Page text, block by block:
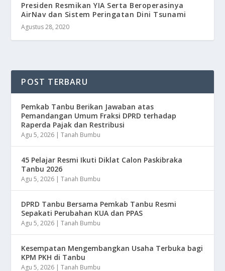
Presiden Resmikan YIA Serta Beroperasinya
AirNav dan Sistem Peringatan Dini Tsunami
Agustus 28, 2020
POST TERBARU
Pemkab Tanbu Berikan Jawaban atas
Pemandangan Umum Fraksi DPRD terhadap
Raperda Pajak dan Restribusi
Agu 5, 2026 |Tanah Bumbu
45 Pelajar Resmi Ikuti Diklat Calon Paskibraka
Tanbu 2026
Agu 5, 2026 |Tanah Bumbu
DPRD Tanbu Bersama Pemkab Tanbu Resmi
Sepakati Perubahan KUA dan PPAS
Agu 5, 2026 |Tanah Bumbu
Kesempatan Mengembangkan Usaha Terbuka bagi
KPM PKH di Tanbu
Agu 5, 2026 |Tanah Bumbu